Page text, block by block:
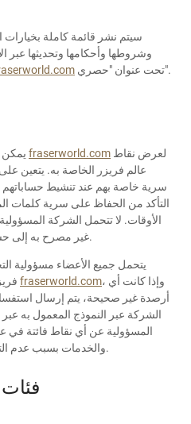
سيتم نشر قائمة كاملة بخيارات
وشروطها وأحكامها وتحديثها
تحت عنوان "حصري".
fraserworld.com
عالم فريزر الخاصة به. يتعين
سرية خاصة بهم عند تنشيط حساباتهم
التأكد من الحفاظ على سرية كلمات
الأوقات. لا تتحمل الشركة
غير مصرح به إلى حساب أي عضو عبر الإنترنت.
يتحمل جميع الأعضاء مسؤولية
fraserworld.com، وإذا كانت أي
أرصدة غير صحيحة، يتم إرسال
الشركة عبر النموذج المعمول به
المسؤولية عن أي نقاط فائتة في
والخدمات بسبب عدم التحقق من كشوف حساباتها.